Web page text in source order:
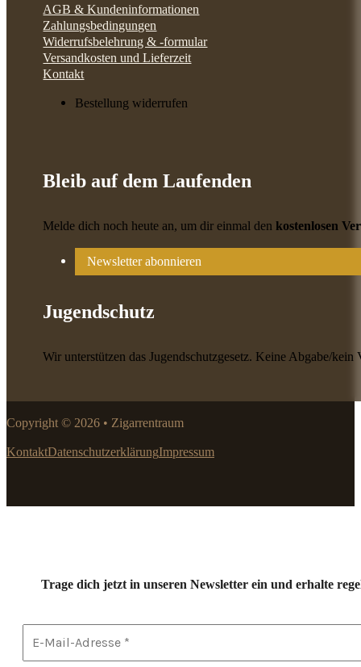
AGB & Kundeninformationen
Zahlungsbedingungen
Widerrufsbelehrung & -formular
Versandkosten und Lieferzeit
Kontakt
Bestellung widerrufen
Bleib auf dem Laufenden
Melde dich noch heute an, um dir einmal denkostenlosen
Newsletter abonnieren
Jugendschutz
Wir unterstützen das Jugendschutzgesetz. Keine Abgabe/
Copyright © 2026 • Zigarrentraum
KontaktDatenschutzerklärungImpressum
Trage dich jetzt in unseren Newsletter ein und erhalte